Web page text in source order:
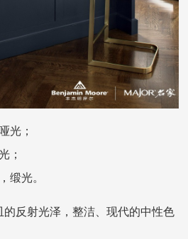
光；
；
缎光。
反射光泽，整洁、现代的中性色